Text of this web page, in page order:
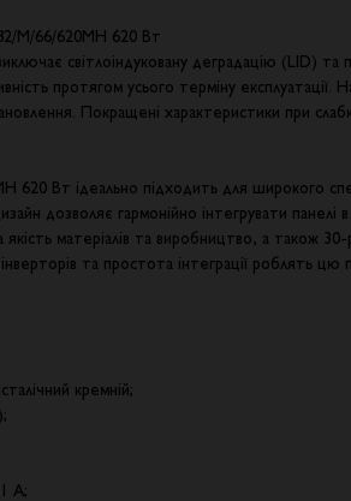
M/66/620MH 620 Вт
світлоіндуковану деградацію (LID)
протягом усього терміну
Покращені характеристики при
Вт ідеально підходить для широкого
дозволяє гармонійно інтегрувати панелі
матеріалів та виробництво, а також
інверторів та простота інтеграції роблять
кремній;
А;